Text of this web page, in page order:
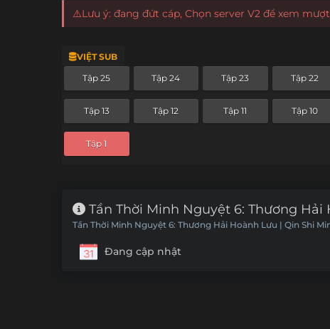
⚠️Lưu ý: đang đứt cáp, Chọn server V2 để xem
VIỆT SUB
Tập 25 Tập 24 Tập 23 Tập 22
Tập 13 Tập 12 Tập 11 Tập 10
Tập 1
Tần Thời Minh Nguyệt 6: Thương Hải
Tần Thời Minh Nguyệt 6: Thương Hải Hoành Lưu | Qin Shi
Đang cập nhật